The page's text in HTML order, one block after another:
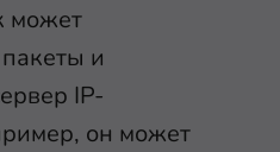
может
пакеты и
IP-
он может